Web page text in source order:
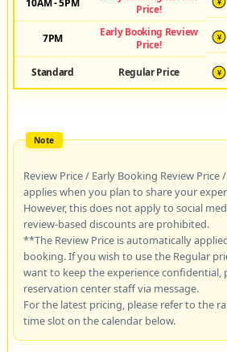
10AM - 5PM
Price!
¥
7PM
Early Booking Review
Price!
¥
Standard Regular Price ¥
Review Price / Early Booking Review Price
applies when you plan to share your
However, this does not apply to social
review-based discounts are prohibited.
**The Review Price is automatically
booking. If you wish to use the Regular
want to keep the experience confidential,
reservation center staff via message.
For the latest pricing, please refer to the
time slot on the calendar below.